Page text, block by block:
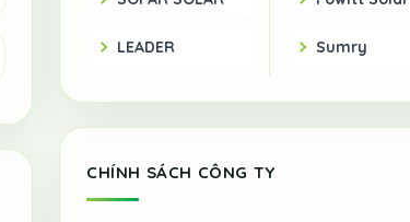
LEADER Sumry
CHÍNH SÁCH CÔNG TY